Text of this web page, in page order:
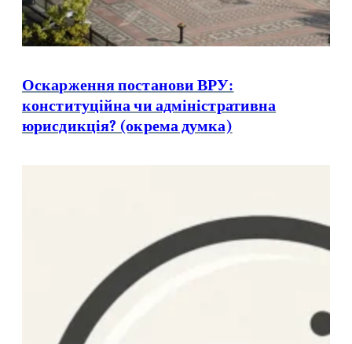
Оскарження постанови ВРУ:
конституційна чи адміністративна
юрисдикція? (окрема думка)